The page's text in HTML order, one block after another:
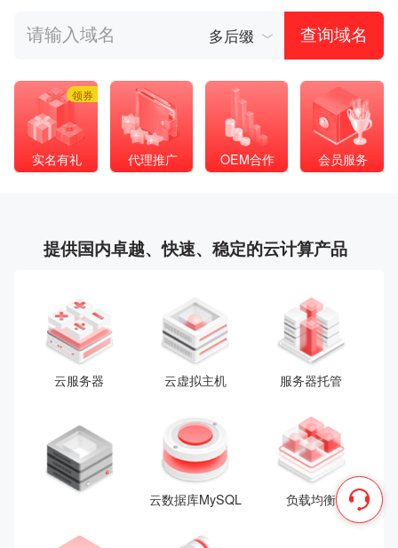
多后缀 查询域名
领券
实名有礼 代理推广 OEM合作 会员服务
提供国内卓越、快速、稳定的云计算产品
云服务器 云虚拟主机 服务器托管
云数据库MySQL 负载均衡